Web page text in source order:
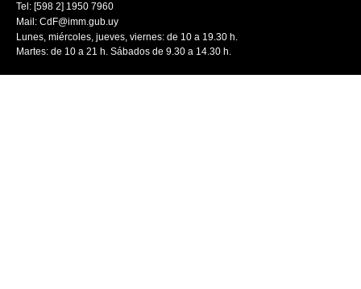
Tel: [598 2] 1950 7960
Mail: CdF@imm.gub.uy
Lunes, miércoles, jueves, viernes: de 10 a 19.30 h.
Martes: de 10 a 21 h. Sábados de 9.30 a 14.30 h.